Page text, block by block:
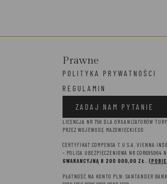
Prawne
POLITYKA PRYWATNOŚCI
REGULAMIN
ZADAJ NAM PYTANIE
LICENCJA NR 756 DLA ORGANIZATORÓW
PRZEZ WOJEWODĘ MAZOWIECKIEGO
CERTYFIKAT COMPENSA T U S.A. VIENNA
– POLISA UBEZPIECZENIOWA NR COR695964
GWARANCYJNĄ 8 200 000,00 ZŁ.
PŁATNOŚĆ NA KONTO PLN: SANTANDER